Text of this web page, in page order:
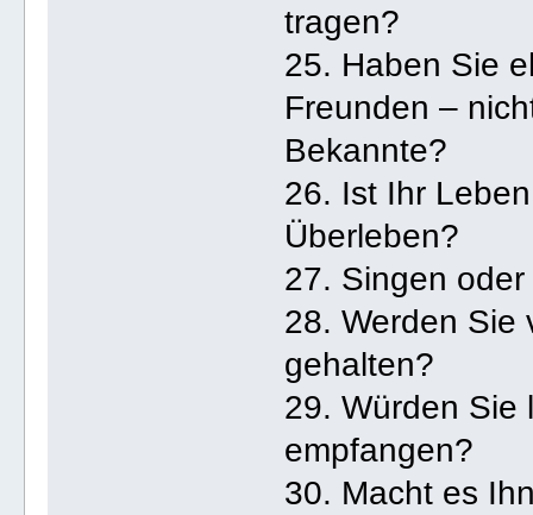
tragen?
25. Haben Sie
Freunden –
Bekannte?
26. Ist Ihr
Überleben?
27. Singen
28. Werden Sie
gehalten?
29. Würden Sie
empfangen?
30. Macht es